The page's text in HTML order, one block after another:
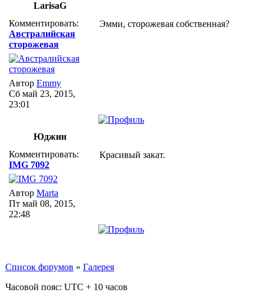
LarisaG
Комментировать:
Австралийская
сторожевая
Автор Emmy
Сб май 23, 2015,
23:01
Эмми, сторожевая собственная?
Юджин
Комментировать:
IMG 7092
Автор Marta
Пт май 08, 2015,
22:48
Красивый закат.
Список форумов » Галерея
Часовой пояс: UTC + 10 часов